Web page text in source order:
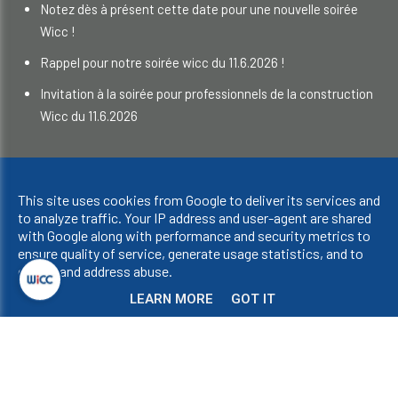
Notez dès à présent cette date pour une nouvelle soirée
Wicc !
Rappel pour notre soirée wicc du 11.6.2026 !
Invitation à la soirée pour professionnels de la construction
Wicc du 11.6.2026
Confidentialité et cookies|UP-TO-DATE WebDesign
This site uses cookies from Google to deliver its services and
to analyze traffic. Your IP address and user-agent are shared
with Google along with performance and security metrics to
ensure quality of service, generate usage statistics, and to
detect and address abuse.
LEARN MORE GOT IT